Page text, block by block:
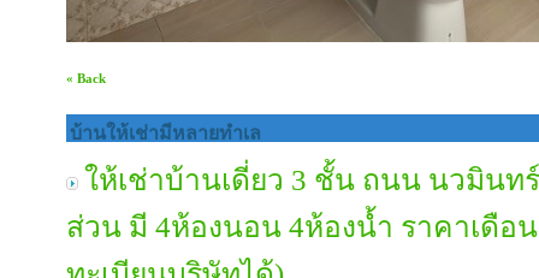
« Back
บ้านให้เช่ามีหลายทำเล
ให้เช่าบ้านเดี่ยว 3 ชั้น ถนน นวมินท
ส่วน มี 4ห้องนอน 4ห้องน้ำ ราคาเดือ